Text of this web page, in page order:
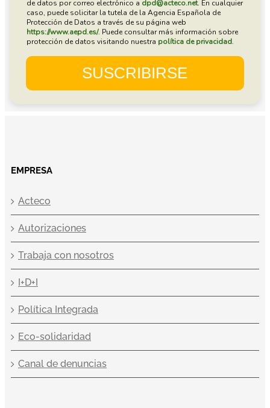
EMPRESA
Acteco
Autorizaciones
Trabaja con nosotros
I+D+I
Política Integrada
Eco-solidaridad
Canal de denuncias